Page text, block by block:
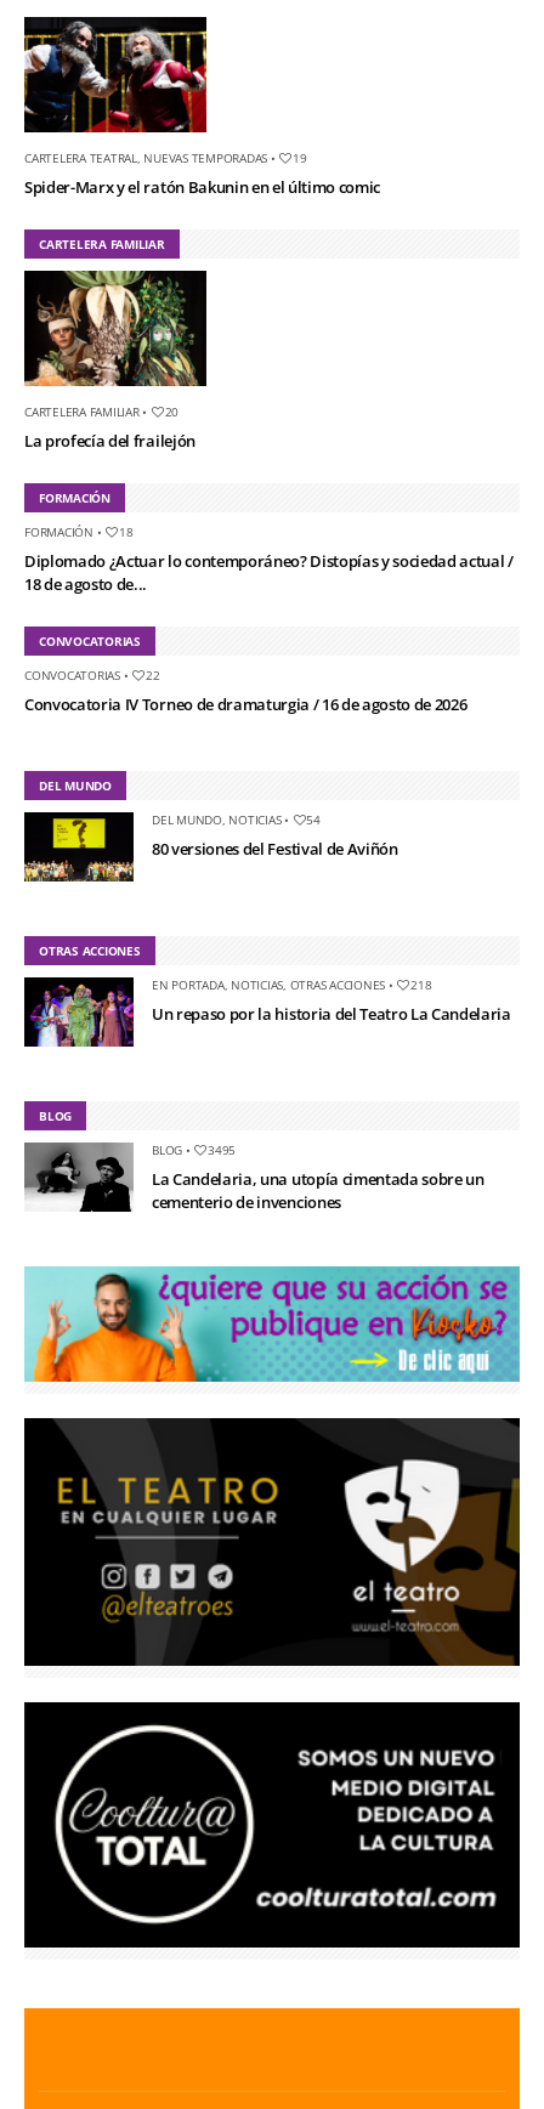
CARTELERA TEATRAL NUEVAS TEMPORADAS • 19
Spider-Marx y el ratón Bakunin en el último comic
CARTELERA FAMILIAR
CARTELERA FAMILIAR• 20
La profecía del frailejón
FORMACIÓN
FORMACIÓN • 18
Diplomado ¿Actuar lo contemporáneo? Distopías y sociedad actual /
18 de agosto de...
CONVOCATORIAS
CONVOCATORIAS• 22
Convocatoria IV Torneo de dramaturgia / 16 de agosto de 2026
DEL MUNDO
DEL MUNDO, NOTICIAS• 54
80 versiones del Festival de Aviñón
OTRAS ACCIONES
EN PORTADA, NOTICIAS OTRAS ACCIONES • 218
Un repaso por la historia del Teatro La Candelaria
BLOG
BLOG • 3495
La Candelaria, una utopía cimentada sobre un
cementerio de invenciones